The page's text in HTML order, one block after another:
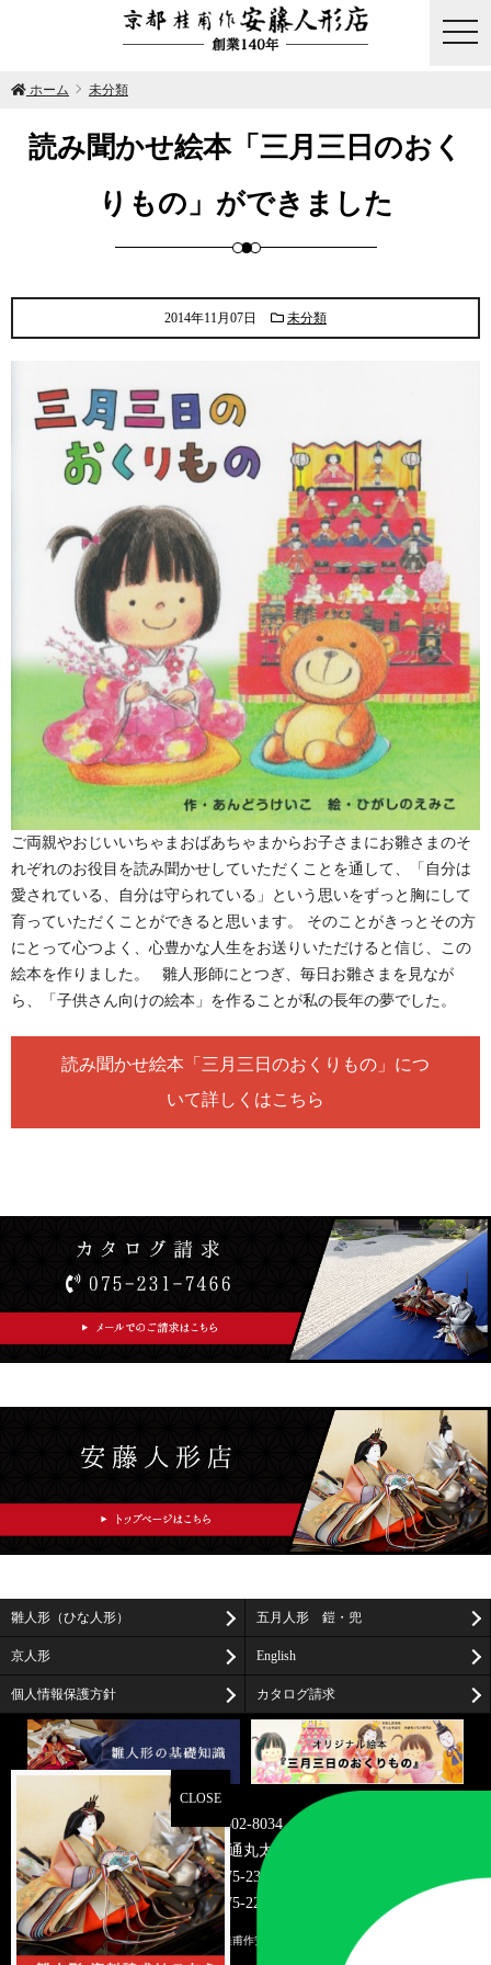
ホーム 未分類
読み聞かせ絵本「三月三日のおく
りもの」ができました
2014年11月07日 未分類
ご両親やおじいいちゃまおばあちゃまからお子さまにお雛さまのそ
れぞれのお役目を読み聞かせしていただくことを通して、「自分は
愛されている、自分は守られている」という思いをずっと胸にして
育っていただくことができると思います。 そのことがきっとその方
にとって心つよく、心豊かな人生をお送りいただけると信じ、この
絵本を作りました。 雛人形師にとつぎ、毎日お雛さまを見なが
ら、「子供さん向けの絵本」を作ることが私の長年の夢でした。
読み聞かせ絵本「三月三日のおくりもの」につ
いて詳しくはこちら
雛人形（ひな人形） 五月人形 鎧・兜
京人形 English
個人情報保護方針 カタログ請求
〒602-8034
京都市上京区油小路通丸太町上る米屋町273-2
TEL075-231-7466
FAX075-221-0583
© 2026 雛人形・京雛・京人形の桂甫作安藤人形店/京都 . All rights reserved.